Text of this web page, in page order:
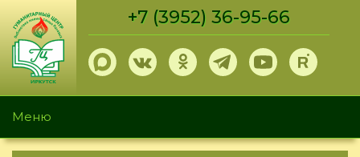
Перейти
основному
содержанию
+7 (3952) 36-95-66
Меню